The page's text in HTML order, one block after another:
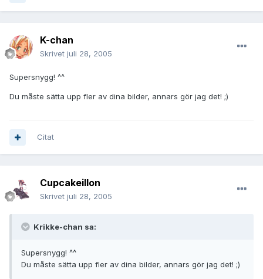
K-chan
Skrivet juli 28, 2005
Supersnygg! ^^
Du måste sätta upp fler av dina bilder, annars gör jag det! ;)
Citat
Cupcakeillon
Skrivet juli 28, 2005
Krikke-chan sa:
Supersnygg! ^^
Du måste sätta upp fler av dina bilder, annars gör jag det! ;)